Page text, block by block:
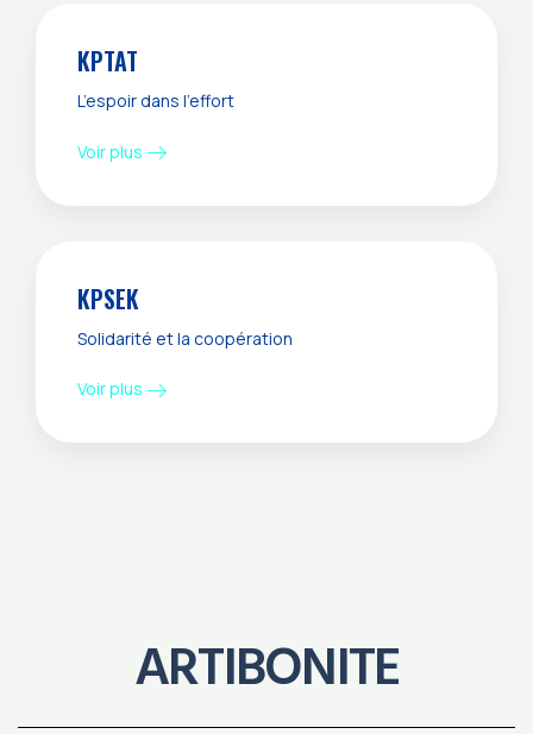
KPTAT
L’espoir dans l’effort
Voir plus
KPSEK
Solidarité et la coopération
Voir plus
ARTIBONITE